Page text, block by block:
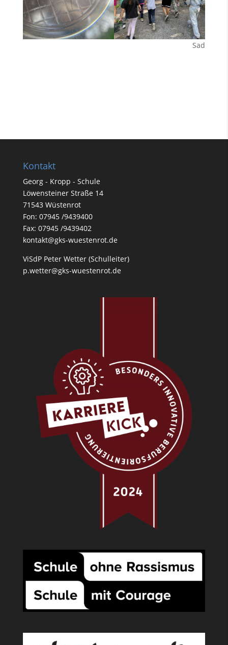
Sad
Kontakt
Georg - Kropp - Schule
Löwensteiner Straße 14
71543 Wüstenrot
Fon: 07945 /9439400
Fax: 07945 /9439402
kontakt@gks-wuestenrot.de
ViSdP Peter Wetter (Schulleiter)
p.wetter@gks-wuestenrot.de